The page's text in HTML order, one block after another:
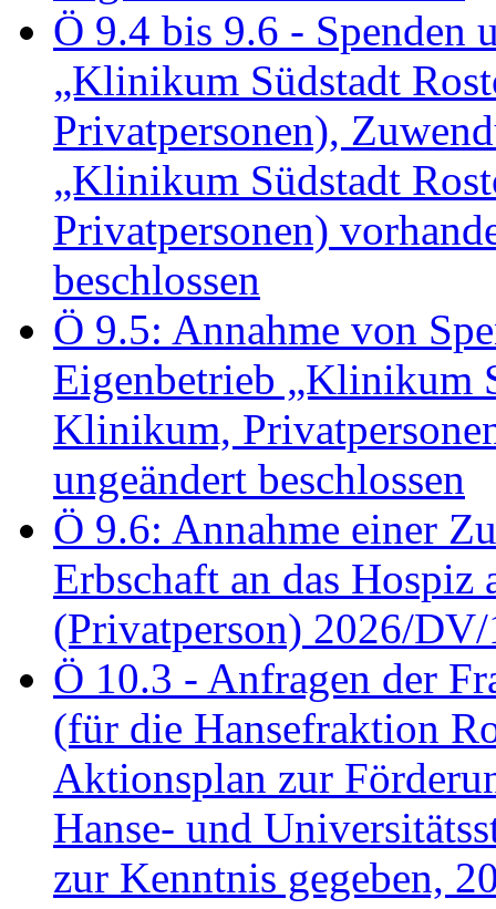
Ö 9.4 bis 9.6 -
„Klinikum Südstadt
Privatpersonen),
„Klinikum Südstadt
Privatpersonen)
beschlossen
Ö 9.5: Annahme von
Eigenbetrieb „Klinikum
Klinikum,
ungeändert beschlossen
Ö 9.6: Annahme einer
Erbschaft an das
(Privatperson) 2026/DV/
Ö 10.3 - Anfragen der
(für die Hansefraktion
Aktionsplan zur
Hanse- und
zur Kenntnis gegeben,